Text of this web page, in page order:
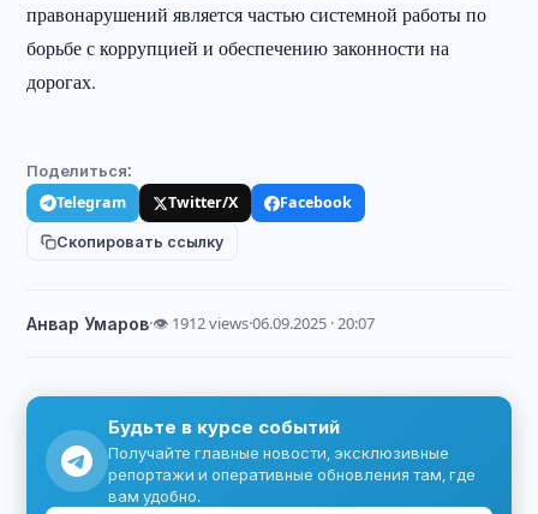
правонарушений является частью системной работы по
борьбе с коррупцией и обеспечению законности на
дорогах.
Поделиться:
Telegram Twitter/X
Facebook
Скопировать ссылку
Анвар Умаров·👁 1912 views·06.09.2025 · 20:07
Будьте в курсе событий
Получайте главные новости, эксклюзивные
репортажи и оперативные обновления там, где
вам удобно.